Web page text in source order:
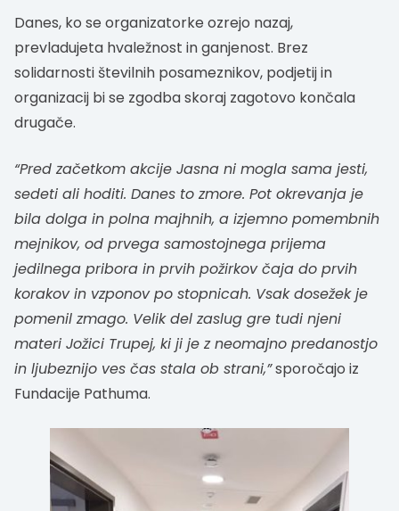
Danes, ko se organizatorke ozrejo nazaj,
prevladujeta hvaležnost in ganjenost. Brez
solidarnosti številnih posameznikov, podjetij in
organizacij bi se zgodba skoraj zagotovo končala
drugače.
“Pred začetkom akcije Jasna ni mogla sama jesti,
sedeti ali hoditi. Danes to zmore. Pot okrevanja je
bila dolga in polna majhnih, a izjemno pomembnih
mejnikov, od prvega samostojnega prijema
jedilnega pribora in prvih požirkov čaja do prvih
korakov in vzponov po stopnicah. Vsak dosežek je
pomenil zmago. Velik del zaslug gre tudi njeni
materi Jožici Trupej, ki ji je z neomajno predanostjo
in ljubeznijo ves čas stala ob strani,”sporočajo iz
Fundacije Pathuma.